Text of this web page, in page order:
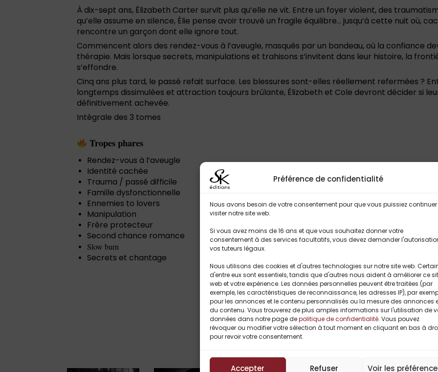
Préférence de confidentialité
Nous avons besoin de votre consentement pour que vous puissiez
visiter notre site web.
Si vous avez moins de 16 ans et que vous souhaitez donner votre
consentement à des services facultatifs, vous devez demander
vos tuteurs légaux.
Nous utilisons des cookies et d'autres technologies sur notre site web.
d'entre eux sont essentiels, tandis que d'autres nous aident à améliorer ce
web et votre expérience. Les données personnelles peuvent être traitées (par
exemple, les caractéristiques de reconnaissance, les adresses IP), par
pour les annonces et le contenu personnalisés ou la mesure des annonces
du contenu. Vous trouverez de plus amples informations sur l'utilisation de
données dans notre page depolitique de confidentialité. Vous pouvez
révoquer ou modifier votre sélection à tout moment en cliquant en bas à
pour revoir votre consentement.
Accepter Refuser Voir les
À dix-sept ans, Élizabeth Carter survit plus qu’elle ne vit. Entre un foyer violent, des
qu’elle assume en silence, Élie pense avoir trouvé un fragile équilibre… jusqu’à cette nuit où,
rencontre un garçon dont elle ignore tout.
Commencent alors des rendez-vous à l’aveugle, masqués par un bandeau, où la confiance
thérapie. Mais lorsque secrets, manipulations et trahisons s’invitent dans leur histoire, la
s’effondre.
Cinq ans plus tard, le passé refait surface. Les blessures sont-elles réellement refermées ?
longtemps dissimulées et attraction toujours brûlante, Élizabeth et Cole devront décider si
définitivement achevée.
Intégrale des 3 tomes
Tropes phares
Rendez-vous à l’aveugle
Identité cachée
Trauma / passé difficile
Famille dysfonctionnelle
Ennemies to lovers
Manipulation
Frère protecteur
Second chance romance
Slow burn
Secrets et chantage
Titres Similaires